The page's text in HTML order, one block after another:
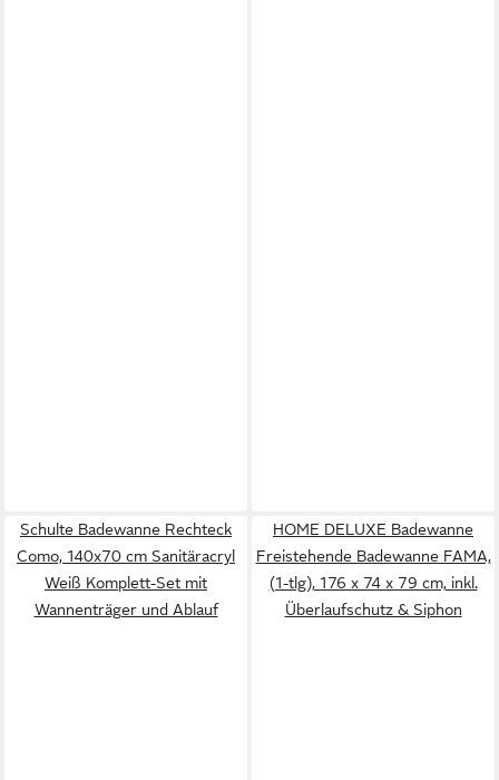
Schulte Badewanne Rechteck
Como, 140x70 cm Sanitäracryl
Weiß Komplett-Set mit
Wannenträger und Ablauf
HOME DELUXE Badewanne
Freistehende Badewanne FAMA,
(1-tlg), 176 x 74 x 79 cm, inkl.
Überlaufschutz & Siphon